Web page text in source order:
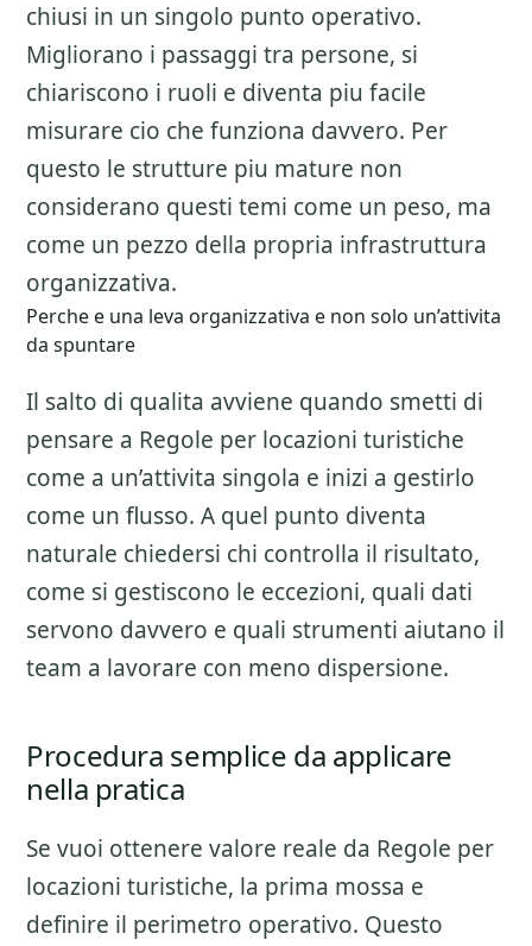
chiusi in un singolo punto operativo.
Migliorano i passaggi tra persone, si
chiariscono i ruoli e diventa piu facile
misurare cio che funziona davvero. Per
questo le strutture piu mature non
considerano questi temi come un peso, ma
come un pezzo della propria infrastruttura
organizzativa.
Perche e una leva organizzativa e non solo un’attivita
da spuntare
Il salto di qualita avviene quando smetti di
pensare a Regole per locazioni turistiche
come a un’attivita singola e inizi a gestirlo
come un flusso. A quel punto diventa
naturale chiedersi chi controlla il risultato,
come si gestiscono le eccezioni, quali dati
servono davvero e quali strumenti aiutano il
team a lavorare con meno dispersione.
Procedura semplice da applicare
nella pratica
Se vuoi ottenere valore reale da Regole per
locazioni turistiche, la prima mossa e
definire il perimetro operativo. Questo